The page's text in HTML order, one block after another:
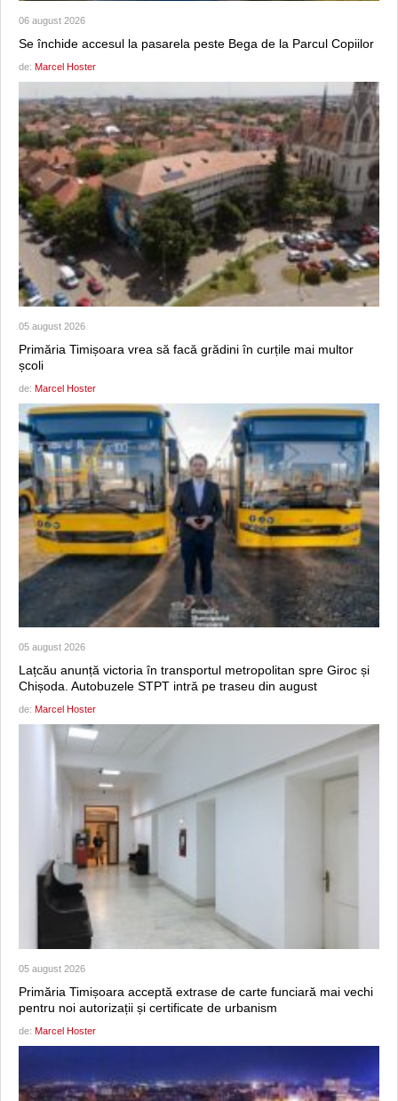
06 august 2026
Se închide accesul la pasarela peste Bega de la Parcul Copiilor
de: Marcel Hoster
05 august 2026
Primăria Timișoara vrea să facă grădini în curțile mai multor
școli
de: Marcel Hoster
05 august 2026
Lațcău anunță victoria în transportul metropolitan spre Giroc și
Chișoda. Autobuzele STPT intră pe traseu din august
de: Marcel Hoster
05 august 2026
Primăria Timișoara acceptă extrase de carte funciară mai vechi
pentru noi autorizații și certificate de urbanism
de: Marcel Hoster